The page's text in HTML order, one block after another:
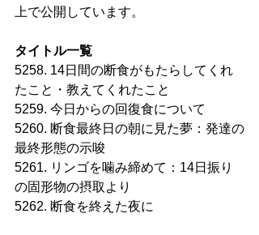
上で公開しています。
タイトル一覧
5258. 14日間の断食がもたらしてくれ
たこと・教えてくれたこと
5259. 今日からの回復食について
5260. 断食最終日の朝に見た夢：発達の
最終形態の示唆
5261. リンゴを噛み締めて：14日振り
の固形物の摂取より
5262. 断食を終えた夜に